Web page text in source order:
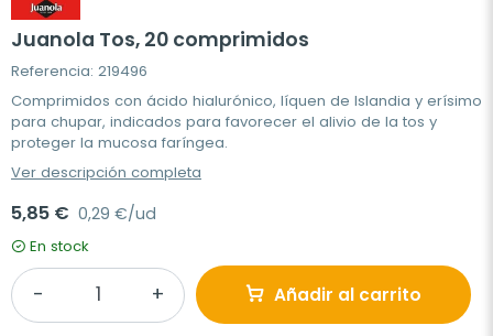
Juanola Tos, 20 comprimidos
Referencia: 219496
Comprimidos con ácido hialurónico, líquen de Islandia y erísimo
para chupar, indicados para favorecer el alivio de la tos y
proteger la mucosa faríngea.
Ver descripción completa
5,85 € 0,29 €/ud
En stock
Añadir al carrito